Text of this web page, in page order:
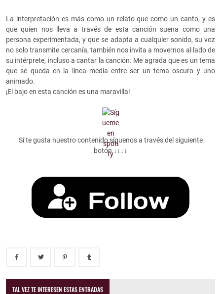
La interpretación es más como un relato que como un canto, y es
que quien nos lleva a través de esta canción suena como una
persona experimentada, y que se adapta a cualquier sonido, su voz
no solo transmite cercanía, también nos invita a movernos al lado de
su intérprete, incluso a cantar la canción. Me agrada que es un tema
que se queda en la línea media entre ser un tema oscuro y uno
animado.
¡El bajo en esta canción es una maravilla!
Sí te gusta nuestro contenido síguenos a través del siguiente
botón ↓↓↓↓
TAL VEZ TE INTERESEN ESTAS ENTRADAS